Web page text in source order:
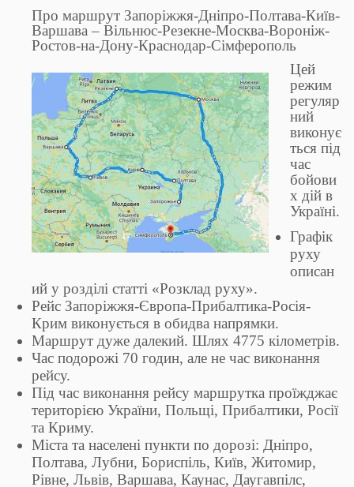
Про маршрут Запоріжжя-Дніпро-Полтава-Київ-
Варшава – Вільнюс-Резекне-Москва-Вороніж-
Ростов-на-Дону-Краснодар-Сімферополь
Цей
режим
регуляр
ний
виконує
ться під
час
бойови
х дій в
Україні.
Графік
руху
описан
ий у розділі статті «Розклад руху».
Рейс Запоріжжя-Європа-Прибалтика-Росія-
Крим виконується в обидва напрямки.
Маршрут дуже далекий. Шлях 4775 кілометрів.
Час подорожі 70 годин, але не час виконання
рейсу.
Під час виконання рейсу маршрутка проїжджає
територією України, Польщі, Прибалтики, Росії
та Криму.
Міста та населені пункти по дорозі: Дніпро,
Полтава, Лубни, Бориспіль, Київ, Житомир,
Рівне, Львів, Варшава, Каунас, Даугавпілс,